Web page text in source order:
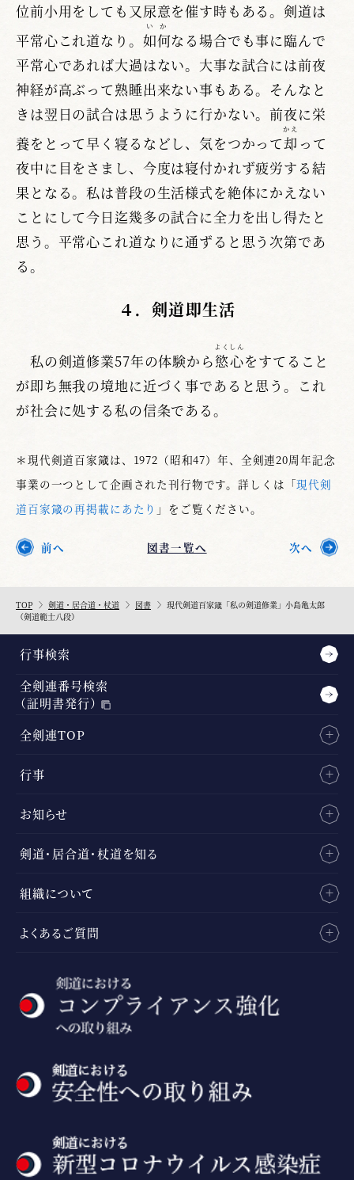
位前小用をしても又尿意を催す時もある。剣道は
平常心これ道なり。 如何
いか
なる場合でも事に臨んで
平常心であれば大過はない。大事な試合には前夜
神経が高ぶって熟睡出来ない事もある。そんなと
きは翌日の試合は思うように行かない。前夜に栄
養をとって早く寝るなどし、気をつかって却
かえ
って
夜中に目をさまし、今度は寝付かれず疲労する結
果となる。私は普段の生活様式を絶体にかえない
ことにして今日迄幾多の試合に全力を出し得たと
思う。平常心これ道なりに通ずると思う次第であ
る。
４．剣道即生活
私の剣道修業57年の体験から慾心
よくしん
をすてること
が即ち無我の境地に近づく事であると思う。これ
が社会に処する私の信条である。
＊現代剣道百家箴は、1972（昭和47）年、全剣連20周年記念
事業の一つとして企画された刊行物です。詳しくは「現代剣
道百家箴の再掲載にあたり 」をご覧ください。
前へ 図書一覧へ 次へ
TOP 剣道・居合道・杖道 図書
現代剣道百家箴「私の剣道修業」小島亀太郎
（剣道範士八段）
行事検索
全剣連番号検索
（証明書発行）
全剣連TOP
行事
お知らせ
剣道・居合道・杖道を知る
組織について
よくあるご質問